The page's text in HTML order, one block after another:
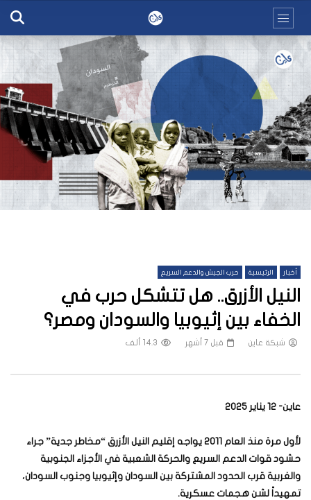
أخبار الرئيسية حرب الجيش والدعم السريع
النيل الأزرق.. هل تتشكل حرب في
الخفاء بين إثيوبيا والسودان ومصر؟
شبكة عاين قبل 7 أشهر 14.3 ألف
عاين- 12 يناير 2025
لأول مرة منذ العام 2011 يواجه إقليم النيل الأزرق “مخاطر جدية” جراء
حشود قوات الدعم السريع والحركة الشعبية في الأجزاء الجنوبية
والغربية قرب الحدود المشتركة بين السودان وإثيوبيا وجنوب السودان،
تمهيداً لشن هجمات عسكرية.